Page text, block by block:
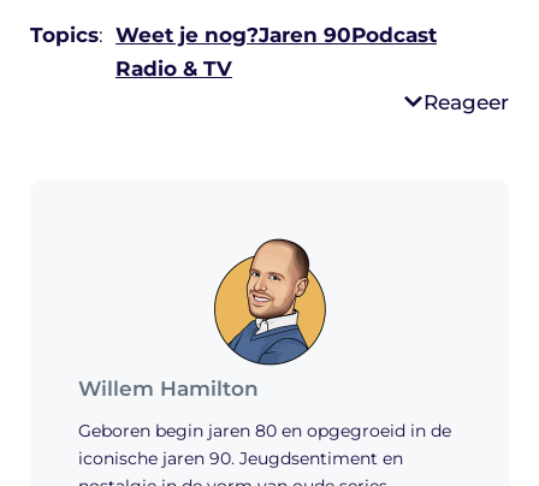
Topics: Weet je nog?Jaren 90Podcast
Radio & TV
Reageer
Willem Hamilton
Geboren begin jaren 80 en opgegroeid in de
iconische jaren 90. Jeugdsentiment en